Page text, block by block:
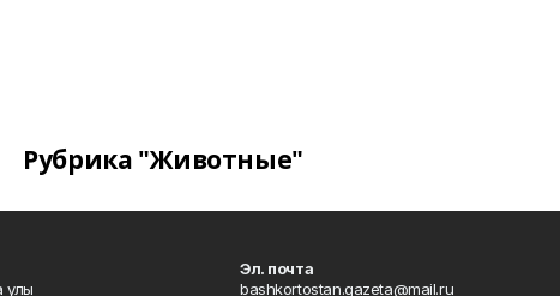
Рубрика "Животные"
улы
Эл. почта
bashkortostan.gazeta@mail.ru